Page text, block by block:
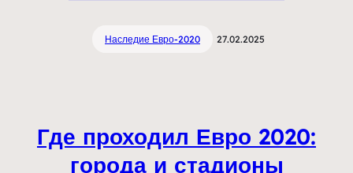
Наследие Евро-2020 27.02.2025
Где проходил Евро 2020:
города и стадионы